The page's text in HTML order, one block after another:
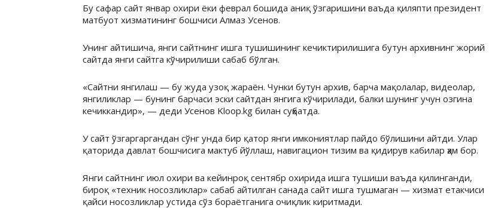
Бу сафар сайт январ охири ёки феврал бошида аниқ ўзгаришини ваъда қиляпти президент
матбуот хизматининг бошчиси Алмаз Усенов.
Унинг айтишича, янги сайтнинг ишга тушишининг кечиктирилишига бутун архивнинг жорий
сайтда янги сайтга кўчирилиши сабаб бўлган.
«Сайтни янгилаш — бу жуда узоқ жараён. Чунки бутун архив, барча мақолалар, видеолар,
янгиликлар — бунинг барчаси эски сайтдан янгига кўчирилади, балки шунинг учун озгина
кечиккандир», — деди Усенов Kloop.kg билан суҳбатда.
У сайт ўзгаргаргандан сўнг унда бир қатор янги имкониятлар пайдо бўлишини айтди. Улар
қаторида давлат бошчисига мактуб йўллаш, навигацион тизим ва қидирув кабилар ҳам бор.
Янги сайтнинг июл охири ва кейинроқ сентябр охирида ишга тушиши ваъда қилинганди,
бироқ «техник носозликлар» сабаб айтилган санада сайт ишга тушмаган — хизмат етакчиси
қайси носозликлар устида сўз бораётганига очиқлик киритмади.